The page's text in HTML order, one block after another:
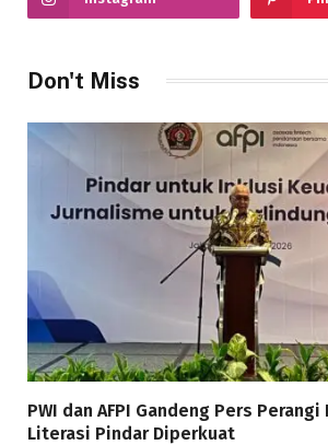
Don't Miss
PWI dan AFPI Gandeng Pers
Literasi Pindar Diperkuat